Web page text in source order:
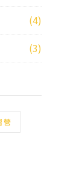
(4)
(3)
營